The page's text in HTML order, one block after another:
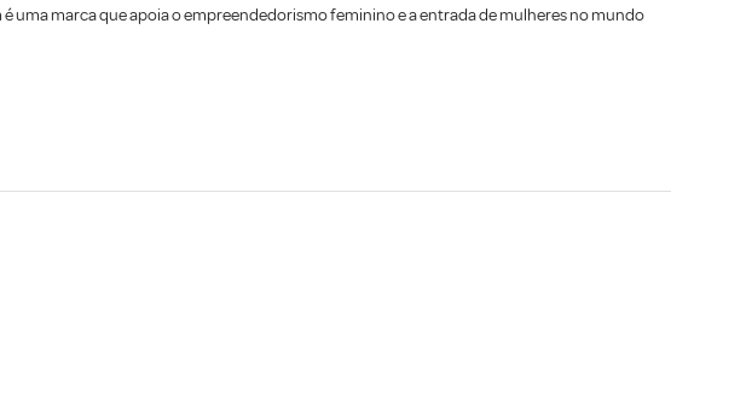
uma marca que apoia o empreendedorismo feminino e a entrada de mulheres no mundo